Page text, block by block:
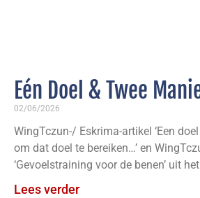
Eén Doel & Twee
Gevoelstraining voor
02/06/2026
WingTczun-/ Eskrima-artikel ‘Een
om dat doel te bereiken…’ en
‘Gevoelstraining voor de benen’ uit het
vechtsportmagazine Budo Sports van
Lees verder